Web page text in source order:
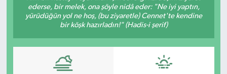
ederse, bir melek, ona şöyle nidâ eder: "Ne iyi yaptın,
yürüdüğün yol ne hoş, (bu ziyaretle) Cennet'te kendine
bir köşk hazırladın!" (Hadis-i şerif)
Devrek
ÇEVRE